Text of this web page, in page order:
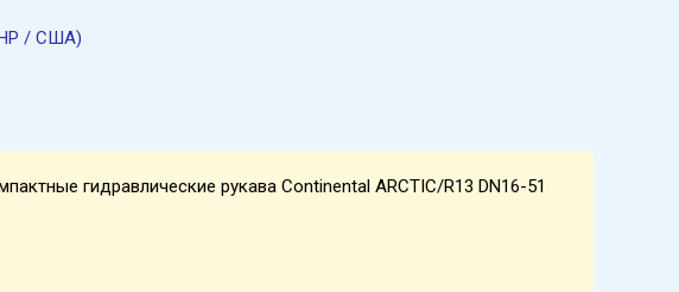
/ США)
гидравлические рукава Continental ARCTIC/R13 DN16-51